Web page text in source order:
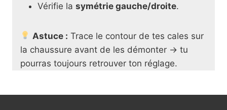
Vérifie la symétrie gauche/droite.
Astuce : Trace le contour de tes cales sur
la chaussure avant de les démonter → tu
pourras toujours retrouver ton réglage.